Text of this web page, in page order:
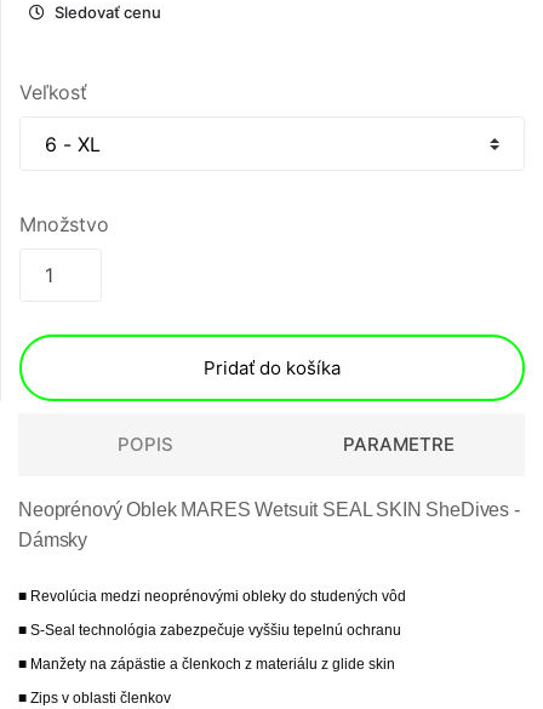
Sledovať cenu
Veľkosť
Množstvo
Pridať do košíka
POPIS PARAMETRE
Neoprénový Oblek MARES Wetsuit SEAL SKIN SheDives -
Dámsky
■ Revolúcia medzi neoprénovými obleky do studených vôd
■ S-Seal technológia zabezpečuje vyššiu tepelnú ochranu
■ Manžety na zápästie a členkoch z materiálu z glide skin
■ Zips v oblasti členkov